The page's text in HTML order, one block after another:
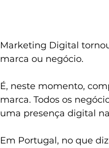
Marketing Digital
marca ou negócio.
É, neste momento,
marca. Todos os
uma presença digital
Em Portugal, no que